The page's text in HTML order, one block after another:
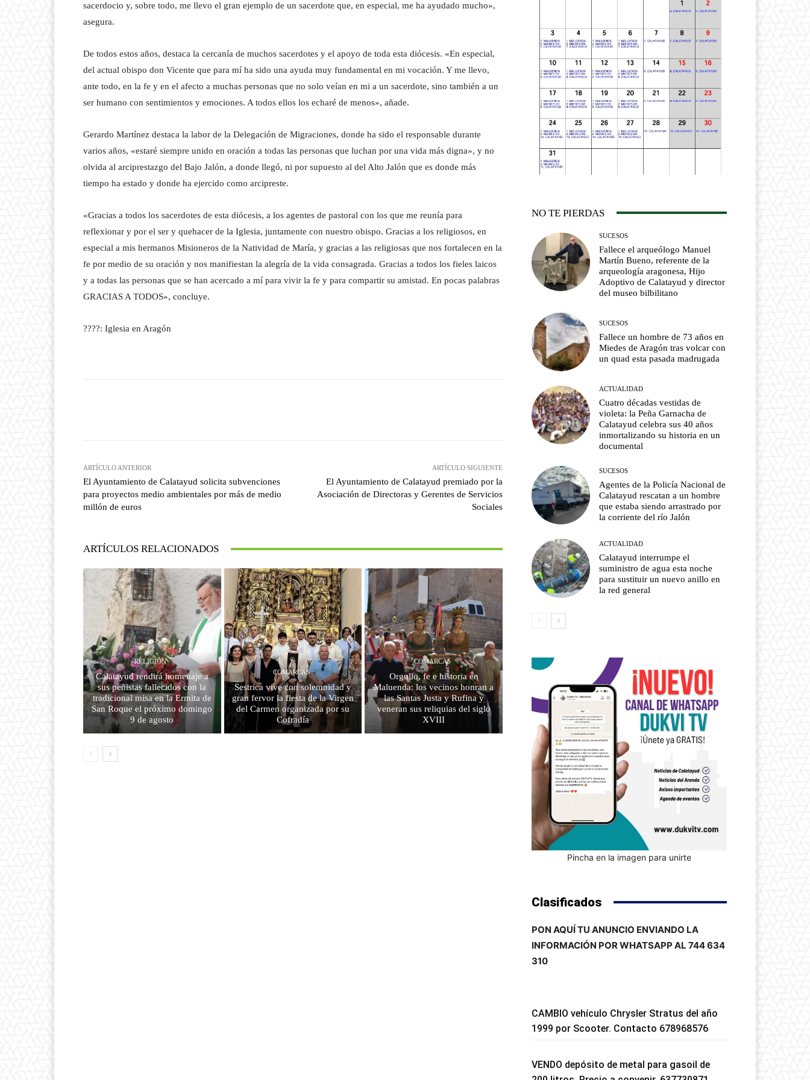
sacerdocio y, sobre todo, me llevo el gran ejemplo de un sacerdote que, en especial, me ha ayudado mucho»,
asegura.
De todos estos años, destaca la cercanía de muchos sacerdotes y el apoyo de toda esta diócesis. «En especial,
del actual obispo don Vicente que para mí ha sido una ayuda muy fundamental en mi vocación. Y me llevo,
ante todo, en la fe y en el afecto a muchas personas que no solo veían en mi a un sacerdote, sino también a un
ser humano con sentimientos y emociones. A todos ellos los echaré de menos», añade.
Gerardo Martínez destaca la labor de la Delegación de Migraciones, donde ha sido el responsable durante
varios años, «estaré siempre unido en oración a todas las personas que luchan por una vida más digna», y no
olvida al arciprestazgo del Bajo Jalón, a donde llegó, ni por supuesto al del Alto Jalón que es donde más
tiempo ha estado y donde ha ejercido como arcipreste.
«Gracias a todos los sacerdotes de esta diócesis, a los agentes de pastoral con los que me reunía para
reflexionar y por el ser y quehacer de la Iglesia, juntamente con nuestro obispo. Gracias a los religiosos, en
especial a mis hermanos Misioneros de la Natividad de María, y gracias a las religiosas que nos fortalecen en la
fe por medio de su oración y nos manifiestan la alegría de la vida consagrada. Gracias a todos los fieles laicos
y a todas las personas que se han acercado a mí para vivir la fe y para compartir su amistad. En pocas palabras
GRACIAS A TODOS», concluye.
????: Iglesia en Aragón
ARTÍCULO ANTERIOR
El Ayuntamiento de Calatayud solicita subvenciones
para proyectos medio ambientales por más de medio
millón de euros
ARTÍCULO SIGUIENTE
El Ayuntamiento de Calatayud premiado por la
Asociación de Directoras y Gerentes de Servicios
Sociales
ARTÍCULOS RELACIONADOS
RELIGIÓN
Calatayud rendirá homenaje a
sus peñistas fallecidos con la
tradicional misa en la Ermita de
San Roque el próximo domingo
9 de agosto
COMARCAS
Sestrica vive con solemnidad y
gran fervor la fiesta de la Virgen
del Carmen organizada por su
Cofradía
COMARCAS
Orgullo, fe e historia en
Maluenda: los vecinos honran a
las Santas Justa y Rufina y
veneran sus reliquias del siglo
XVIII
NO TE PIERDAS
SUCESOS
Fallece el arqueólogo Manuel
Martín Bueno, referente de la
arqueología aragonesa, Hijo
Adoptivo de Calatayud y director
del museo bilbilitano
SUCESOS
Fallece un hombre de 73 años en
Miedes de Aragón tras volcar con
un quad esta pasada madrugada
ACTUALIDAD
Cuatro décadas vestidas de
violeta: la Peña Garnacha de
Calatayud celebra sus 40 años
inmortalizando su historia en un
documental
SUCESOS
Agentes de la Policía Nacional de
Calatayud rescatan a un hombre
que estaba siendo arrastrado por
la corriente del río Jalón
ACTUALIDAD
Calatayud interrumpe el
suministro de agua esta noche
para sustituir un nuevo anillo en
la red general
Pincha en la imagen para unirte
Clasificados
PON AQUÍ TU ANUNCIO ENVIANDO LA
INFORMACIÓN POR WHATSAPP AL 744 634
310
CAMBIO vehículo Chrysler Stratus del año
1999 por Scooter. Contacto 678968576
VENDO depósito de metal para gasoil de